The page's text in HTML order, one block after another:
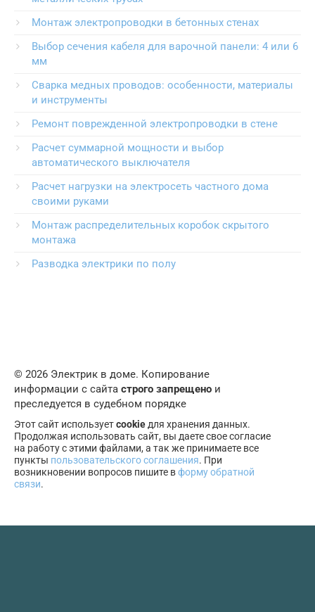
Монтаж электропроводки в бетонных стенах
Выбор сечения кабеля для варочной панели: 4 или 6
мм
Сварка медных проводов: особенности, материалы
и инструменты
Ремонт поврежденной электропроводки в стене
Расчет суммарной мощности и выбор
автоматического выключателя
Расчет нагрузки на электросеть частного дома
своими руками
Монтаж распределительных коробок скрытого
монтажа
Разводка электрики по полу
© 2026 Электрик в доме. Копирование
информации с сайта строго запрещено и
преследуется в судебном порядке
Этот сайт используетcookie для хранения данных.
Продолжая использовать сайт, вы даете свое согласие
на работу с этими файлами, а так же принимаете все
пункты пользовательского соглашения. При
возникновении вопросов пишите вформу обратной
связи.